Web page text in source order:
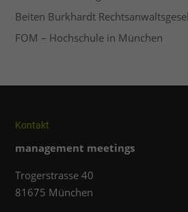
Beiten Burkhardt
FOM – Hochschule in München
Kontakt
management meetings
Trogerstrasse 40
81675 München